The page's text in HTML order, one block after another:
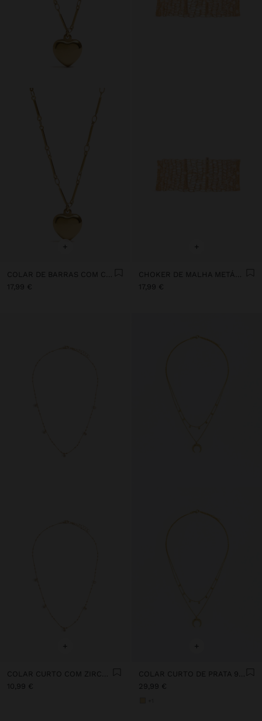
+
17,99 €
+
17,99 €
+
COLAR CURTO COM ZIRCÓNIAS
10,99 €
+
COLAR CURTO DE PRATA 925 COM CORNO
29,99 €